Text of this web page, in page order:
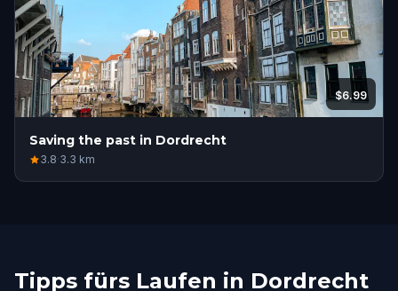
$6.99
Saving the past in Dordrecht
3.8·3.3 km
Tipps fürs Laufen in Dordrecht